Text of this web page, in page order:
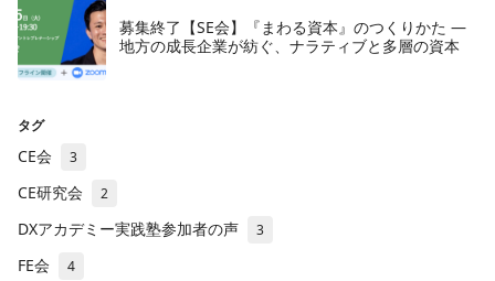
募集終了【SE会】『まわる資本』のつくりかた —
地方の成長企業が紡ぐ、ナラティブと多層の資本
タグ
CE会 3
CE研究会 2
DXアカデミー実践塾参加者の声 3
FE会 4